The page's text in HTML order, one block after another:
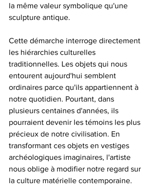
la même valeur symbolique qu'une
sculpture antique.
Cette démarche interroge directement
les hiérarchies culturelles
traditionnelles. Les objets qui nous
entourent aujourd'hui semblent
ordinaires parce qu'ils appartiennent à
notre quotidien. Pourtant, dans
plusieurs centaines d'années, ils
pourraient devenir les témoins les plus
précieux de notre civilisation. En
transformant ces objets en vestiges
archéologiques imaginaires, l'artiste
nous oblige à modifier notre regard sur
la culture matérielle contemporaine.